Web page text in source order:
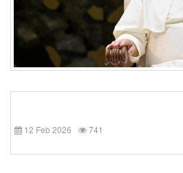
12 Feb 2026 741